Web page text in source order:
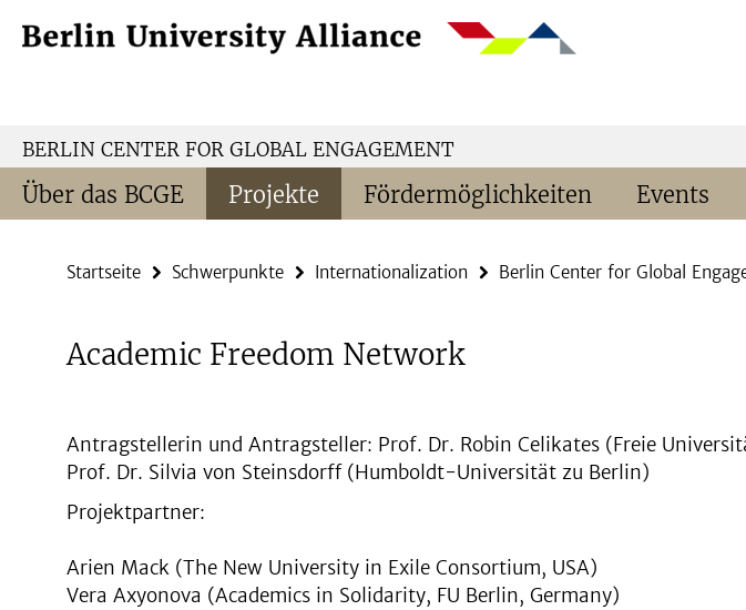
direkt
Service-
BERLIN CENTER FOR GLOBAL ENGAGEMENT
Über das BCGE Projekte Fördermöglichkeiten Events
Startseite Schwerpunkte Internationalization Berlin Center for Global
Academic Freedom Network
Antragstellerin und Antragsteller: Prof. Dr. Robin Celikates (Freie
Prof. Dr. Silvia von Steinsdorff (Humboldt-Universität zu Berlin)
Projektpartner:
Arien Mack (The New University in Exile Consortium, USA)
Vera Axyonova (Academics in Solidarity, FU Berlin, Germany)